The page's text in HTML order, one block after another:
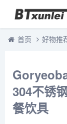
首页 好物推
304不锈
餐饮具